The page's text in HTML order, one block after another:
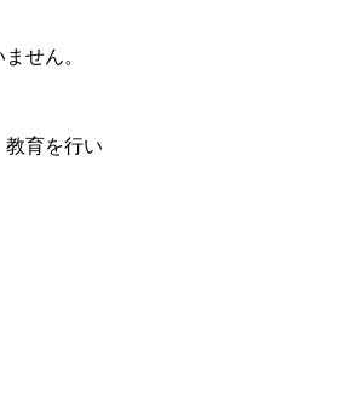
せん。
育を行い